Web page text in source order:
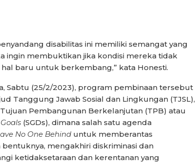
disabilitas ini memiliki semangat yang
ingin membuktikan jika kondisi mereka tidak
baru untuk berkembang,” kata Honesti.
Sabtu (25/2/2023), program pembinaan tersebut
Tanggung Jawab Sosial dan Lingkungan (TJSL),
Pembangunan Berkelanjutan (TPB) atau
(SGDs), dimana salah satu agenda
No One Behinduntuk memberantas
mengakhiri diskriminasi dan
ketidaksetaraan dan kerentanan yang